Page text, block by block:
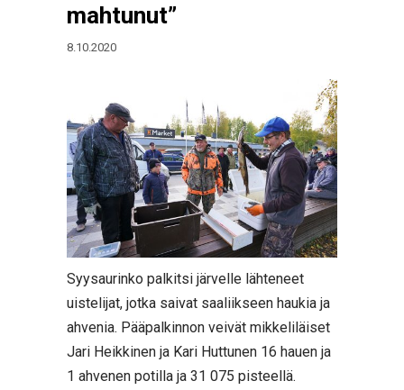
mahtunut”
8.10.2020
Syysaurinko palkitsi järvelle lähteneet
uistelijat, jotka saivat saaliikseen haukia ja
ahvenia. Pääpalkinnon veivät mikkeliläiset
Jari Heikkinen ja Kari Huttunen 16 hauen ja
1 ahvenen potilla ja 31 075 pisteellä.